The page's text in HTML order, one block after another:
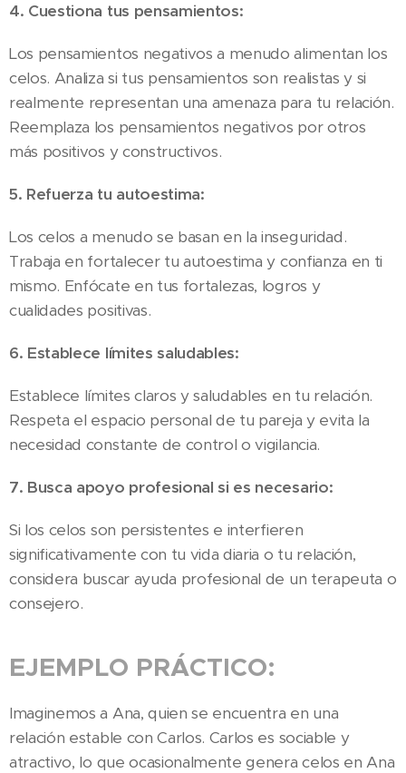
4. Cuestiona tus pensamientos:
Los pensamientos negativos a menudo alimentan los
celos. Analiza si tus pensamientos son realistas y si
realmente representan una amenaza para tu relación.
Reemplaza los pensamientos negativos por otros
más positivos y constructivos.
5. Refuerza tu autoestima:
Los celos a menudo se basan en la inseguridad.
Trabaja en fortalecer tu autoestima y confianza en ti
mismo. Enfócate en tus fortalezas, logros y
cualidades positivas.
6. Establece límites saludables:
Establece límites claros y saludables en tu relación.
Respeta el espacio personal de tu pareja y evita la
necesidad constante de control o vigilancia.
7. Busca apoyo profesional si es necesario:
Si los celos son persistentes e interfieren
significativamente con tu vida diaria o tu relación,
considera buscar ayuda profesional de un terapeuta o
consejero.
EJEMPLO PRÁCTICO:
Imaginemos a Ana, quien se encuentra en una
relación estable con Carlos. Carlos es sociable y
atractivo, lo que ocasionalmente genera celos en Ana